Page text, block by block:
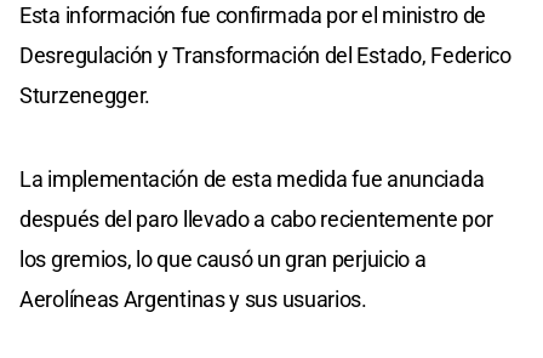
Esta información fue confirmada por el ministro de
Desregulación y Transformación del Estado, Federico
Sturzenegger.
La implementación de esta medida fue anunciada
después del paro llevado a cabo recientemente por
los gremios, lo que causó un gran perjuicio a
Aerolíneas Argentinas y sus usuarios.